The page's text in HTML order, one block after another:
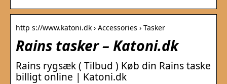
http s://www.katoni.dk › Accessories › Tasker
Rains tasker – Katoni.dk
Rains rygsæk ( Tilbud ) Køb din Rains taske
billigt online | Katoni.dk